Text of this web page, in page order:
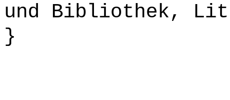
und Bibliothek,
}